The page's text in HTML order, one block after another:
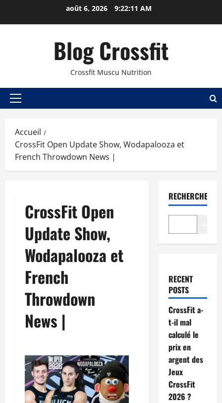
août 6, 2026 9:22:12 AM
Blog Crossfit
Crossfit Muscu Nutrition
Accueil
CrossFit Open Update Show, Wodapalooza et
French Throwdown News |
CrossFit Open
Update Show,
Wodapalooza et
French
Throwdown
News |
RECHERCHER
RECENT
POSTS
CrossFit a-
t-il mal
calculé le
prix en
argent des
Jeux
CrossFit
2026 ?